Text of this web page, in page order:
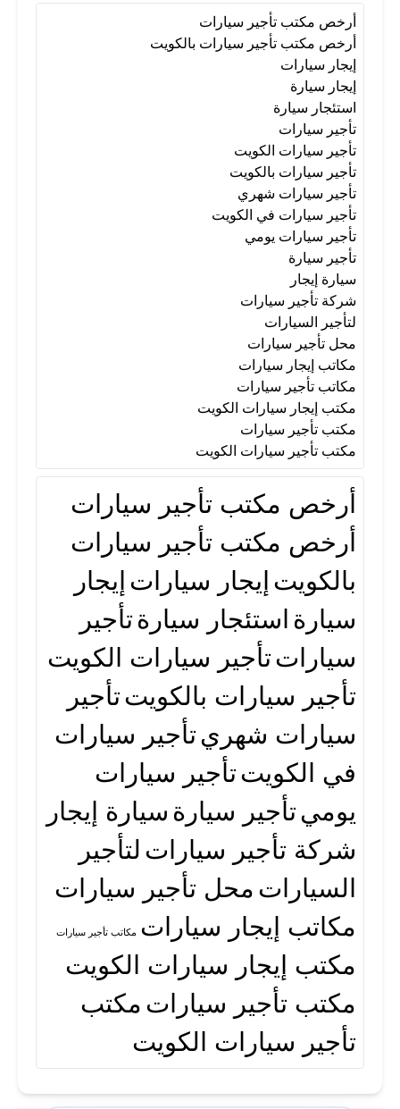
تأجير سيارات شهري
تأجير سيارات في الكويت
تأجير سيارات يومي
سيارة إيجار شركة تأجير سيارات
لتأجير السيارات
مكاتب إيجار سيارات
مكتب إيجار سيارات الكويت
مكتب تأجير سيارات
مكتب تأجير سيارات الكويت
أرخص مكتب تأجير سيارات
أرخص مكتب تأجير سيارات بالكويت
إيجار سيارات
إيجار سيارة
استئجار سيارة
تأجير سيارات
تأجير سيارات الكويت
تأجير سيارات بالكويت
تأجير سيارات شهري
تأجير سيارات في الكويت
تأجير سيارات يومي
تأجير سيارة
سيارة إيجار
شركة تأجير سيارات
لتأجير السيارات
محل تأجير سيارات
مكاتب إيجار سيارات
مكاتب تأجير سيارات
مكتب إيجار سيارات الكويت
مكتب تأجير سيارات
مكتب تأجير سيارات الكويت
أرخص مكتب تأجير سيارات
أرخص مكتب تأجير سيارات
بالكويتإيجار سياراتإيجار
سيارة استئجار سيارةتأجير
سياراتتأجير سيارات الكويت
تأجير سيارات بالكويتتأجير
سيارات شهريتأجير سيارات
في الكويتتأجير سيارات
يوميتأجير سيارة سيارة إيجار
شركة تأجير سياراتلتأجير
السياراتمحل تأجير سيارات
مكاتب إيجار سيارات مكاتب تأجير سيارات
مكتب إيجار سيارات الكويت
مكتب تأجير سياراتمكتب
تأجير سيارات الكويت